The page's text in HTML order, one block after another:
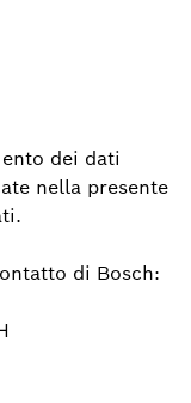
dei dati
nella presente
di Bosch: